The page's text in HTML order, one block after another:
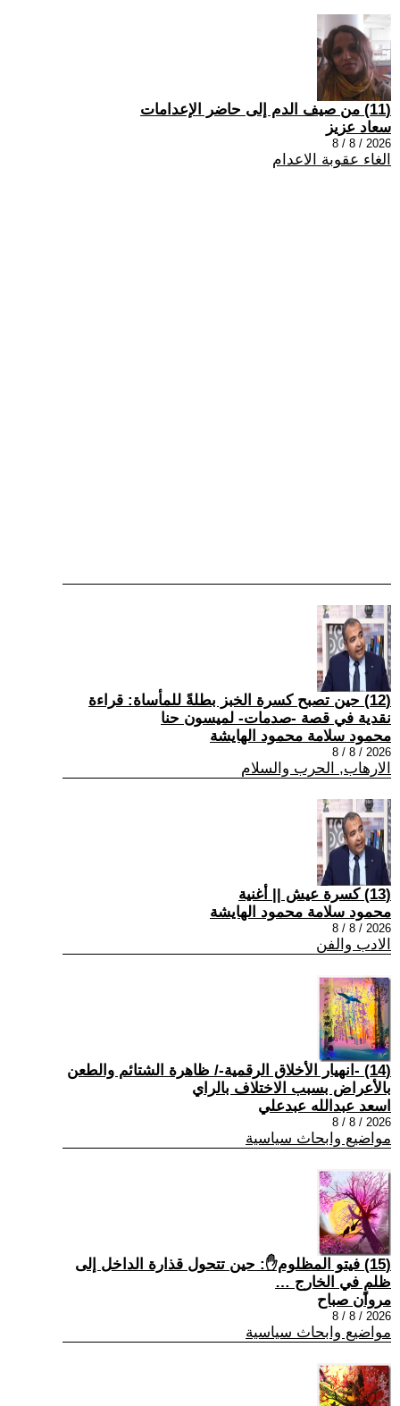
(11) من صيف الدم إلى حاضر الإعدامات
سعاد عزيز
2026 / 8 / 8
الغاء عقوبة الاعدام
(12) حين تصبح كسرة الخبز بطلةً للمأساة: قراءة
نقدية في قصة -صدمات- لميسون حنا
محمود سلامة محمود الهايشة
2026 / 8 / 8
الارهاب, الحرب والسلام
(13) كسرة عيش || أغنية
محمود سلامة محمود الهايشة
2026 / 8 / 8
الادب والفن
(14) -انهيار الأخلاق الرقمية-/ ظاهرة الشتائم والطعن
بالأعراض بسبب الاختلاف بالراي
اسعد عبدالله عبدعلي
2026 / 8 / 8
مواضيع وابحاث سياسية
(15) فيتو المظلوم✋: حين تتحول قذارة الداخل إلى
ظلمٍ في الخارج …
مروان صباح
2026 / 8 / 8
مواضيع وابحاث سياسية